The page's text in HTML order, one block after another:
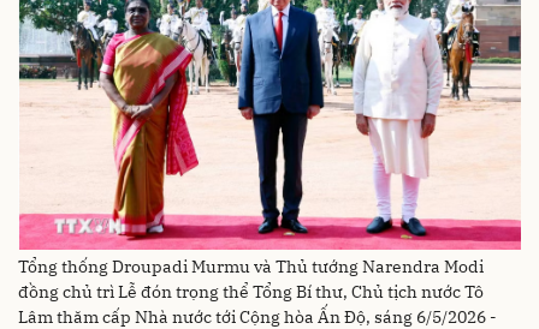
Tổng thống Droupadi Murmu và Thủ tướng Narendra Modi
đồng chủ trì Lễ đón trọng thể Tổng Bí thư, Chủ tịch nước Tô
Lâm thăm cấp Nhà nước tới Cộng hòa Ấn Độ, sáng 6/5/2026 -